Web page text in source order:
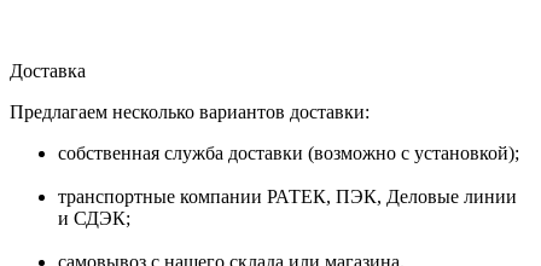
Доставка
Предлагаем несколько вариантов доставки:
собственная служба доставки (возможно с установкой);
транспортные компании РАТЕК, ПЭК, Деловые линии
и СДЭК;
самовывоз с нашего склада или магазина.